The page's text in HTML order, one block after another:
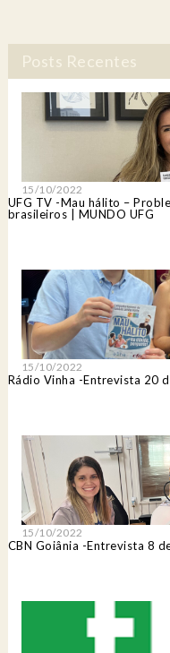
Posts Recentes
15/10/2022
UFG TV -Mau hálito –
brasileiros | MUNDO UFG
15/10/2022
Rádio Vinha -Entrevista 20
15/10/2022
CBN Goiânia -Entrevista 8